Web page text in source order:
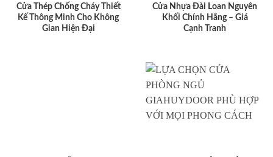
Cửa Thép Chống Cháy Thiết
Kế Thông Minh Cho Không
Gian Hiện Đại
Cửa Nhựa Đài Loan Nguyên
Khối Chính Hãng – Giá
Cạnh Tranh